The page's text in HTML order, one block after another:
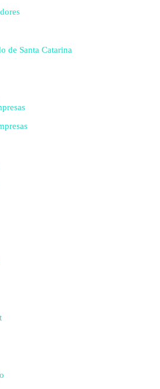
de Santa Catarina